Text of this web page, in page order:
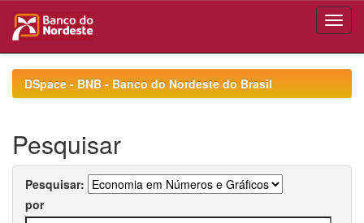
navigationDSpace - BNB - Banco do Nordeste do Brasil
Pesquisar
Pesquisar:
por